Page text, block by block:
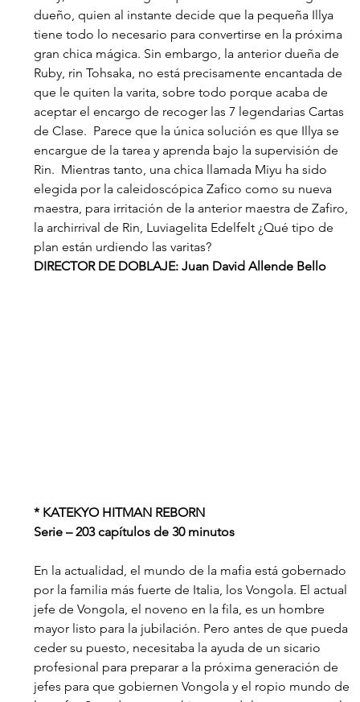
dueño, quien al instante decide que la pequeña Illya
tiene todo lo necesario para convertirse en la próxima
gran chica mágica. Sin embargo, la anterior dueña de
Ruby, rin Tohsaka, no está precisamente encantada de
que le quiten la varita, sobre todo porque acaba de
aceptar el encargo de recoger las 7 legendarias Cartas
de Clase.  Parece que la única solución es que Illya se
encargue de la tarea y aprenda bajo la supervisión de
Rin.  Mientras tanto, una chica llamada Miyu ha sido
elegida por la caleidoscópica Zafico como su nueva
maestra, para irritación de la anterior maestra de Zafiro,
la archirrival de Rin, Luviagelita Edelfelt ¿Qué tipo de
plan están urdiendo las varitas?
DIRECTOR DE DOBLAJE: Juan David Allende Bello
* KATEKYO HITMAN REBORN
Serie – 203 capítulos de 30 minutos
En la actualidad, el mundo de la mafia está gobernado
por la familia más fuerte de Italia, los Vongola. El actual
jefe de Vongola, el noveno en la fila, es un hombre
mayor listo para la jubilación. Pero antes de que pueda
ceder su puesto, necesitaba la ayuda de un sicario
profesional para preparar a la próxima generación de
jefes para que gobiernen Vongola y el ropio mundo de